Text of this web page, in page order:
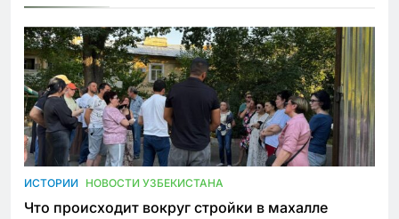
ИСТОРИИ НОВОСТИ УЗБЕКИСТАНА
Что происходит вокруг стройки в махалле